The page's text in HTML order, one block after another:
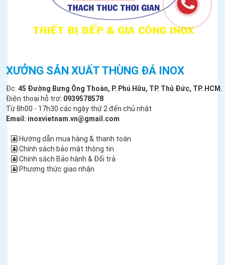
XƯỞNG SẢN XUẤT THÙNG ĐÁ INOX
Đc: 45 Đường Bưng Ông Thoàn, P. Phú Hữu, TP. Thủ Đức, TP. HCM.
Điện thoại hỗ trợ: 0939578578
Từ 8h00 - 17h30 các ngày thứ 2 đến chủ nhật
Email: inoxvietnam.vn@gmail.com
Hướng dẫn mua hàng & thanh toán
Chính sách bảo mật thông tin
Chính sách Bảo hành & Đổi trả
Phương thức giao nhận